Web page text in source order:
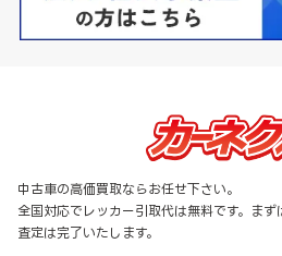
中古車の高価買取ならお任せ下さい。
全国対応でレッカー引取代は無料です。ま
査定は完了いたします。